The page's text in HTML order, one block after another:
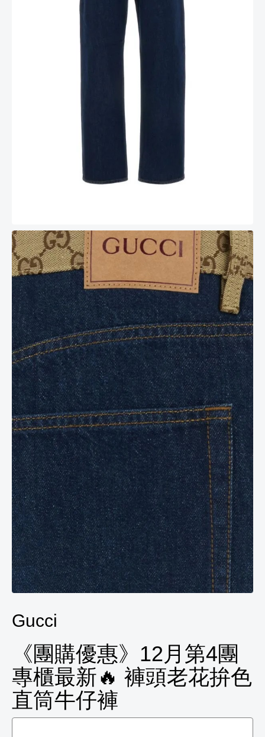
Gucci
《團購優惠》12月第4團
專櫃最新🔥 褲頭老花拚色
直筒牛仔褲